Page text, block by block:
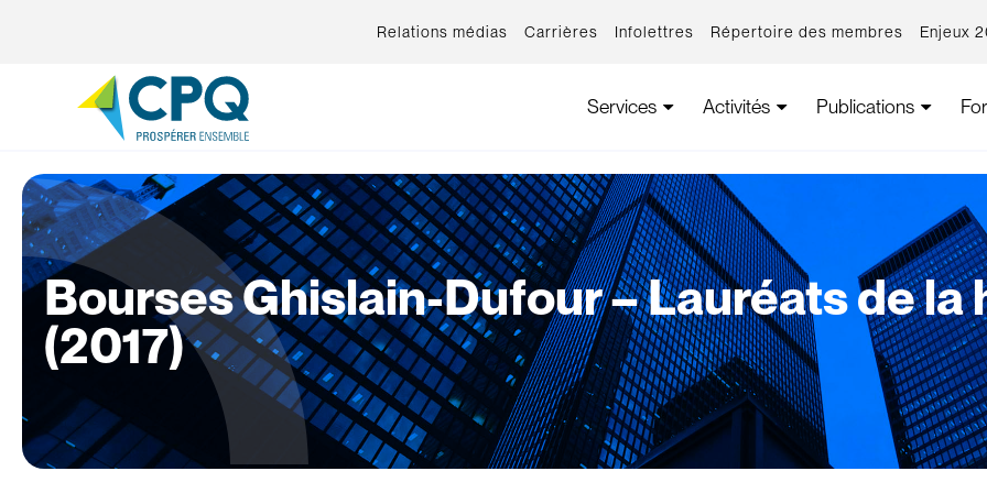
Relations médias Carrières Infolettres Répertoire des membres Enjeux
Services Activités Publications
Bourses Ghislain-Dufour – Lauréats de
(2017)